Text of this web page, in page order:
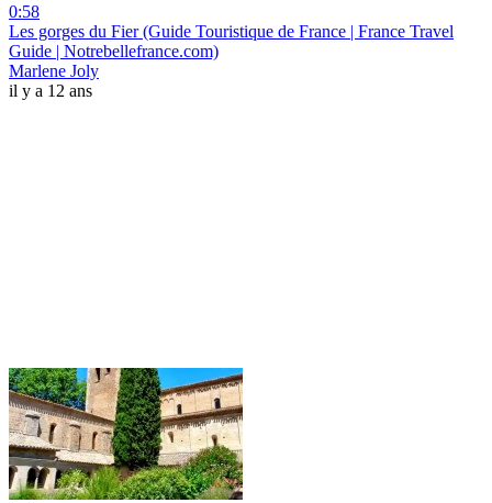
0:58
Les gorges du Fier (Guide Touristique de France | France Travel
Guide | Notrebellefrance.com)
Marlene Joly
il y a 12 ans